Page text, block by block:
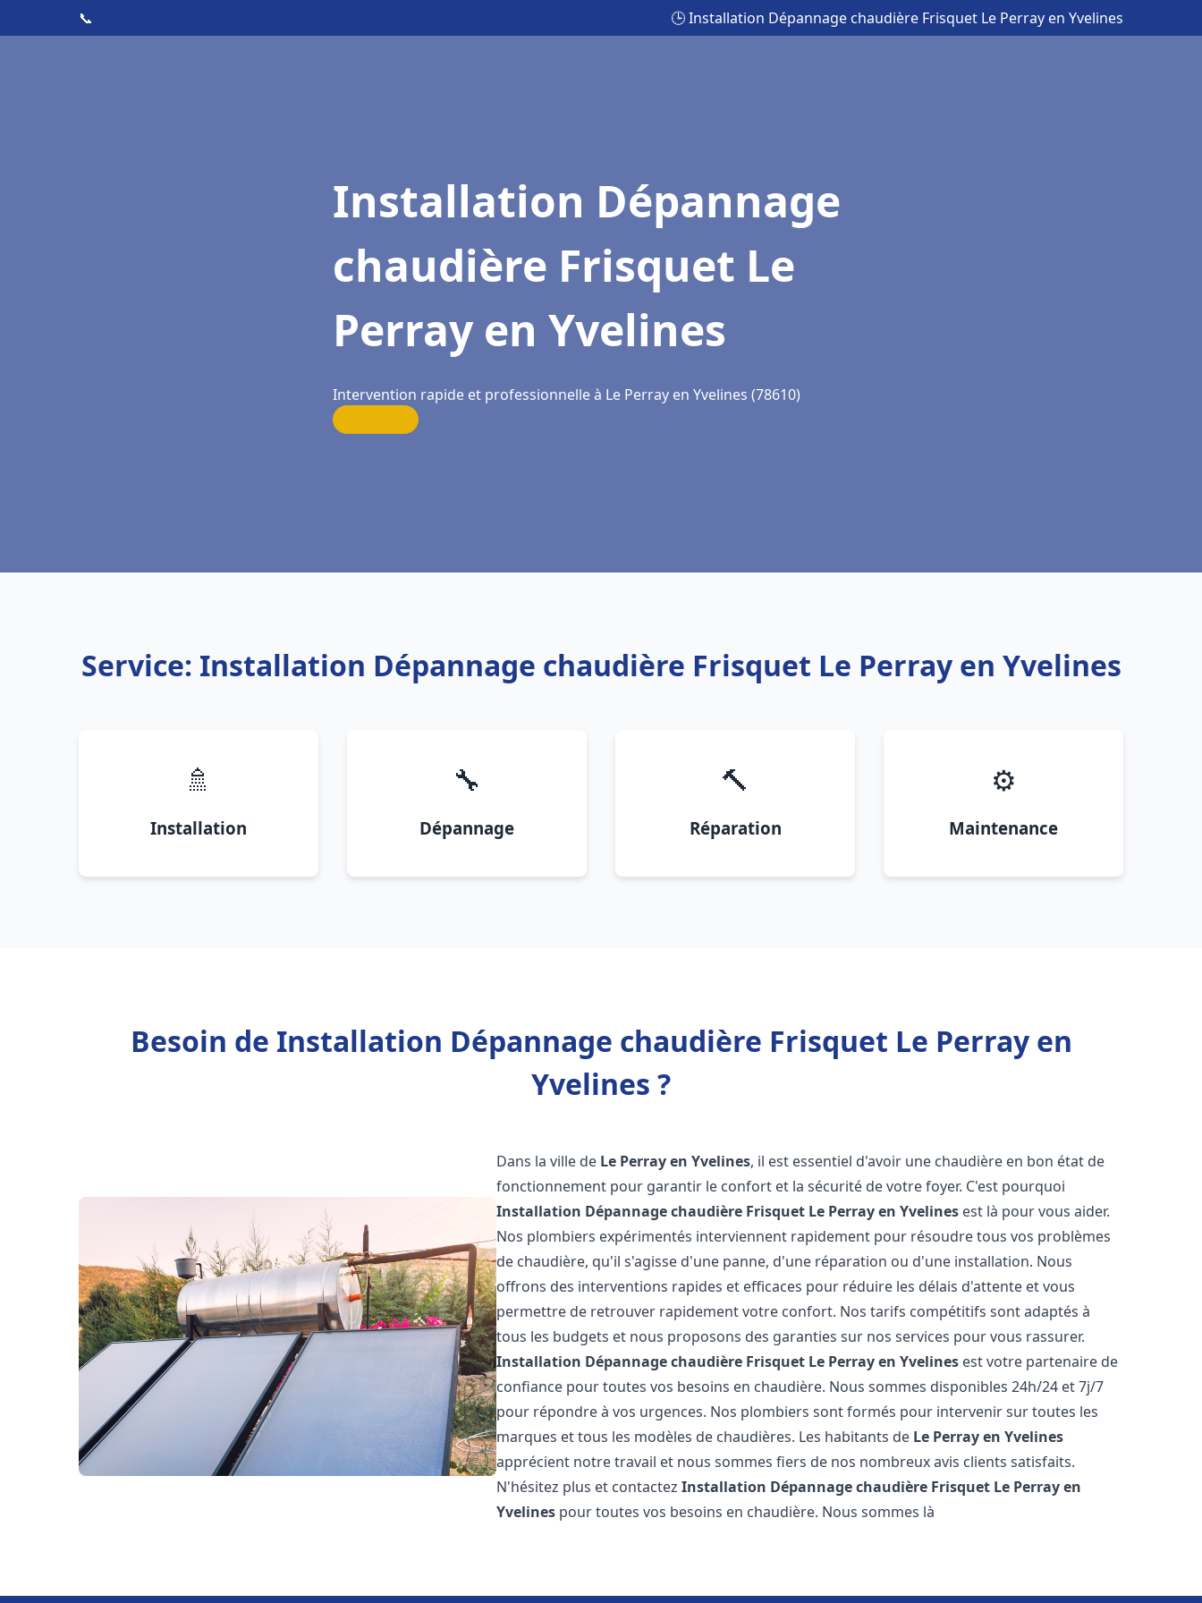
📞 🕒 Installation Dépannage chaudière Frisquet Le Perray en Yvelines
Installation Dépannage
chaudière Frisquet Le
Perray en Yvelines
Intervention rapide et professionnelle à Le Perray en Yvelines (78610)
Service: Installation Dépannage chaudière Frisquet Le Perray en Yvelines
🚿
Installation
🔧
Dépannage
🔨
Réparation
⚙️
Maintenance
Besoin de Installation Dépannage chaudière Frisquet Le Perray en
Yvelines ?
Dans la ville de Le Perray en Yvelines, il est essentiel d'avoir une chaudière en bon état de
fonctionnement pour garantir le confort et la sécurité de votre foyer. C'est pourquoi
Installation Dépannage chaudière Frisquet Le Perray en Yvelines est là pour vous aider.
Nos plombiers expérimentés interviennent rapidement pour résoudre tous vos problèmes
de chaudière, qu'il s'agisse d'une panne, d'une réparation ou d'une installation. Nous
offrons des interventions rapides et efficaces pour réduire les délais d'attente et vous
permettre de retrouver rapidement votre confort. Nos tarifs compétitifs sont adaptés à
tous les budgets et nous proposons des garanties sur nos services pour vous rassurer.
Installation Dépannage chaudière Frisquet Le Perray en Yvelines est votre partenaire de
confiance pour toutes vos besoins en chaudière. Nous sommes disponibles 24h/24 et 7j/7
pour répondre à vos urgences. Nos plombiers sont formés pour intervenir sur toutes les
marques et tous les modèles de chaudières. Les habitants de Le Perray en Yvelines
apprécient notre travail et nous sommes fiers de nos nombreux avis clients satisfaits.
N'hésitez plus et contactezInstallation Dépannage chaudière Frisquet Le Perray en
Yvelines pour toutes vos besoins en chaudière. Nous sommes là